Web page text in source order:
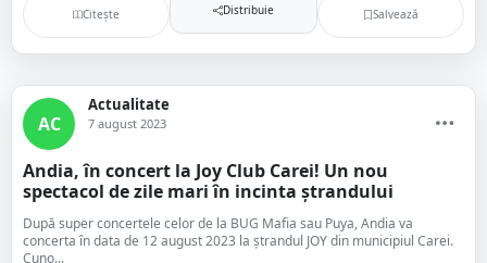
Citește Distribuie Salvează
AC
Actualitate
7 august 2023
Andia, în concert la Joy Club Carei! Un nou
spectacol de zile mari în incinta ștrandului
După super concertele celor de la BUG Mafia sau Puya, Andia va
concerta în data de 12 august 2023 la ștrandul JOY din municipiul Carei.
Cuno...